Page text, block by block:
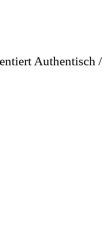
Authentisch /